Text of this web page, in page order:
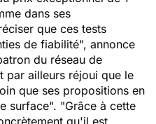
dans ses
que ces tests
de fiabilité", annonce
du réseau de
par ailleurs réjoui que le
que ses propositions en
surface". "Grâce à cette
qu'il est